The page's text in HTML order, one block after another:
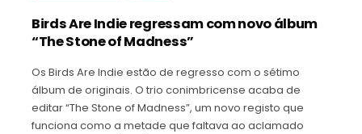
Birds Are Indie regressam com novo álbum
“The Stone of Madness”
Os Birds Are Indie estão de regresso com o sétimo
álbum de originais. O trio conimbricense acaba de
editar “The Stone of Madness”, um novo registo que
funciona como a metade que faltava ao aclamado